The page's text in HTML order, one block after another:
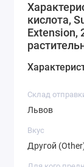
Краткий
Мощный
Мощный
кислота,
Extension,
Склад
Львов
Вкус
Другой